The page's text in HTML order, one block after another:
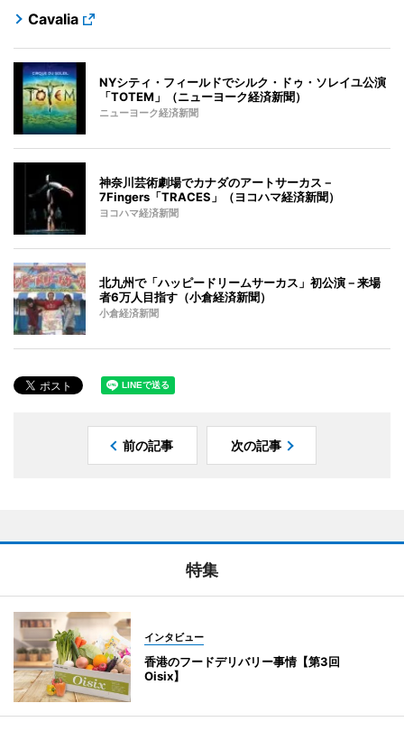
Cavalia
NYシティ・フィールドでシルク・ドゥ・ソレイユ公演
「TOTEM」（ニューヨーク経済新聞）
ニューヨーク経済新聞
神奈川芸術劇場でカナダのアートサーカス－
7Fingers「TRACES」（ヨコハマ経済新聞）
ヨコハマ経済新聞
北九州で「ハッピードリームサーカス」初公演－来場
者6万人目指す（小倉経済新聞）
小倉経済新聞
前の記事 次の記事
特集
インタビュー
香港のフードデリバリー事情【第3回
Oisix】